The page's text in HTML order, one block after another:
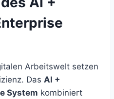
Arbeitswelt setzen
Das AI +
System kombiniert